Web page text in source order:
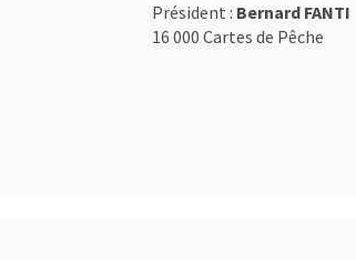
Président : Bernard FANTI
16 000 Cartes de Pêche